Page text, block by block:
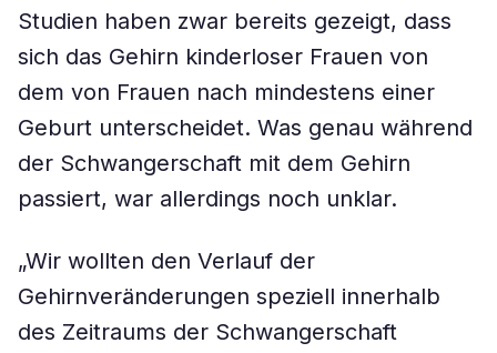
Studien haben zwar bereits gezeigt, dass
sich das Gehirn kinderloser Frauen von
dem von Frauen nach mindestens einer
Geburt unterscheidet. Was genau während
der Schwangerschaft mit dem Gehirn
passiert, war allerdings noch unklar.
„Wir wollten den Verlauf der
Gehirnveränderungen speziell innerhalb
des Zeitraums der Schwangerschaft